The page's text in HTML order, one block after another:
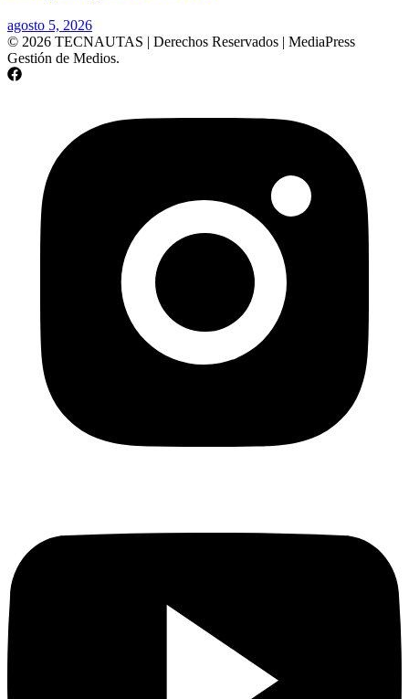
agosto 5, 2026
© 2026 TECNAUTAS | Derechos Reservados | MediaPress
Gestión de Medios.